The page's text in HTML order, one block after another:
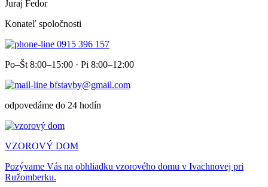
Juraj Fedor
Konateľ spoločnosti
0915 396 157
Po–Št 8:00–15:00 · Pi 8:00–12:00
bfstavby@gmail.com
odpovedáme do 24 hodín
VZOROVÝ DOM
Pozývame Vás na obhliadku vzorového domu v Ivachnovej pri
Ružomberku.